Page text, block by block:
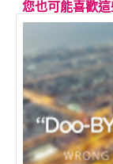
您也可能喜歡